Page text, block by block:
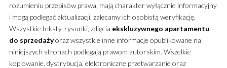
rozumieniu przepisów prawa, mają charakter wyłącznie informacyjny
i mogą podlegać aktualizacji, zalecamy ich osobistą weryfikację.
Wszystkie teksty, rysunki, zdjęcia ekskluzywnego apartamentu
do sprzedażyoraz wszystkie inne informacje opublikowane na
niniejszych stronach podlegają prawom autorskim. Wszelkie
kopiowanie, dystrybucja, elektroniczne przetwarzanie oraz